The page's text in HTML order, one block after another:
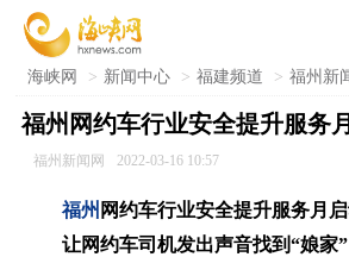
海峡网 > 新闻中心 > 福建频道 > 福州新
福州网约车行业安全提升服务
福州新闻网 2022-03-16 10:57
福州 网约车行业安全提升服务月
让网约车司机发出声音找到“娘家”